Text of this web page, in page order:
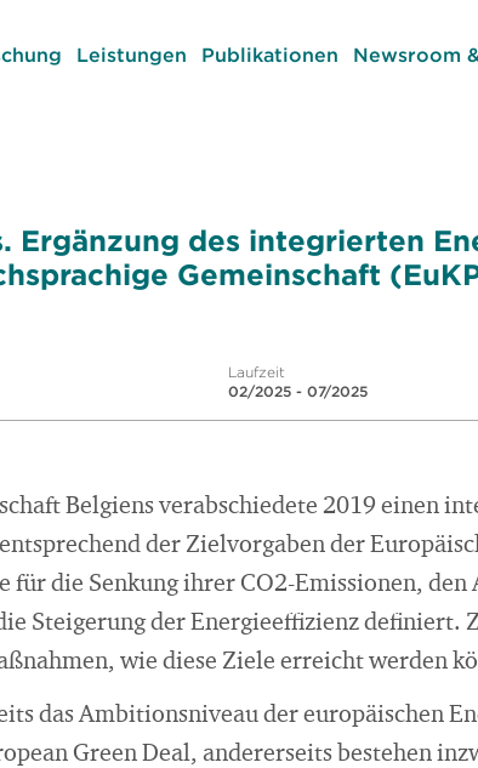
Leistungen Publikationen Newsroom
Ergänzung des integrierten
Gemeinschaft
Laufzeit
02/2025 - 07/2025
Belgiens verabschiedete 2019 einen
der Zielvorgaben der
die Senkung ihrer CO2-Emissionen, den
Steigerung der Energieeffizienz definiert.
wie diese Ziele erreicht werden
das Ambitionsniveau der europäischen
Green Deal, andererseits bestehen